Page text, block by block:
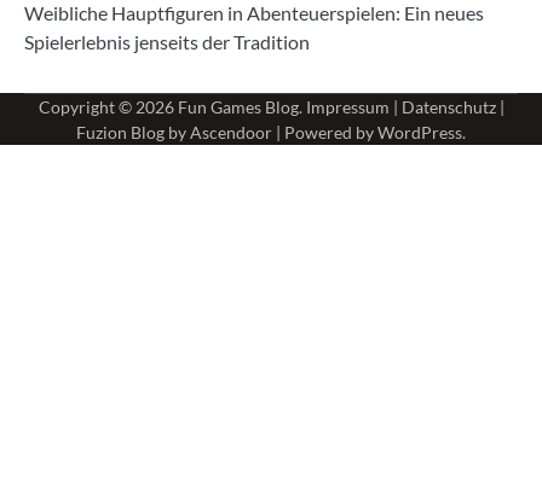
Weibliche Hauptfiguren in Abenteuerspielen: Ein neues
Spielerlebnis jenseits der Tradition
Copyright © 2026 Fun Games Blog. Impressum | Datenschutz|
Fuzion Blog byAscendoor | Powered byWordPress.